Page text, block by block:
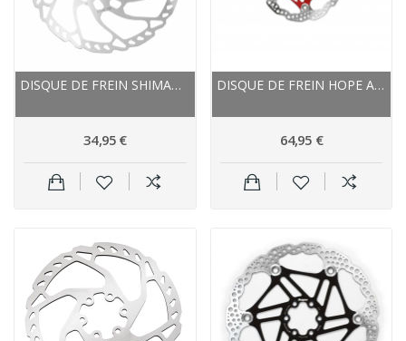
DISQUE DE FREIN SHIMANO ACIER INOX MONOBLOC ZEE...
34,95 €
DISQUE DE FREIN HOPE ACIER INOX NEW STANDARD
64,95 €